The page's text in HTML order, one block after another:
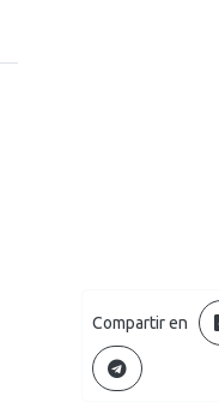
Compartir en